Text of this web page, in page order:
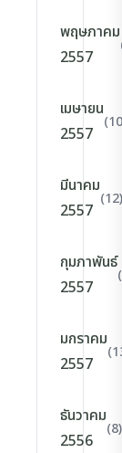
พฤษภาคม
2557
เมษายน
2557
มีนาคม
2557
(12)
กุมภาพันธ์
2557
มกราคม
2557
ธันวาคม
2556
(8)